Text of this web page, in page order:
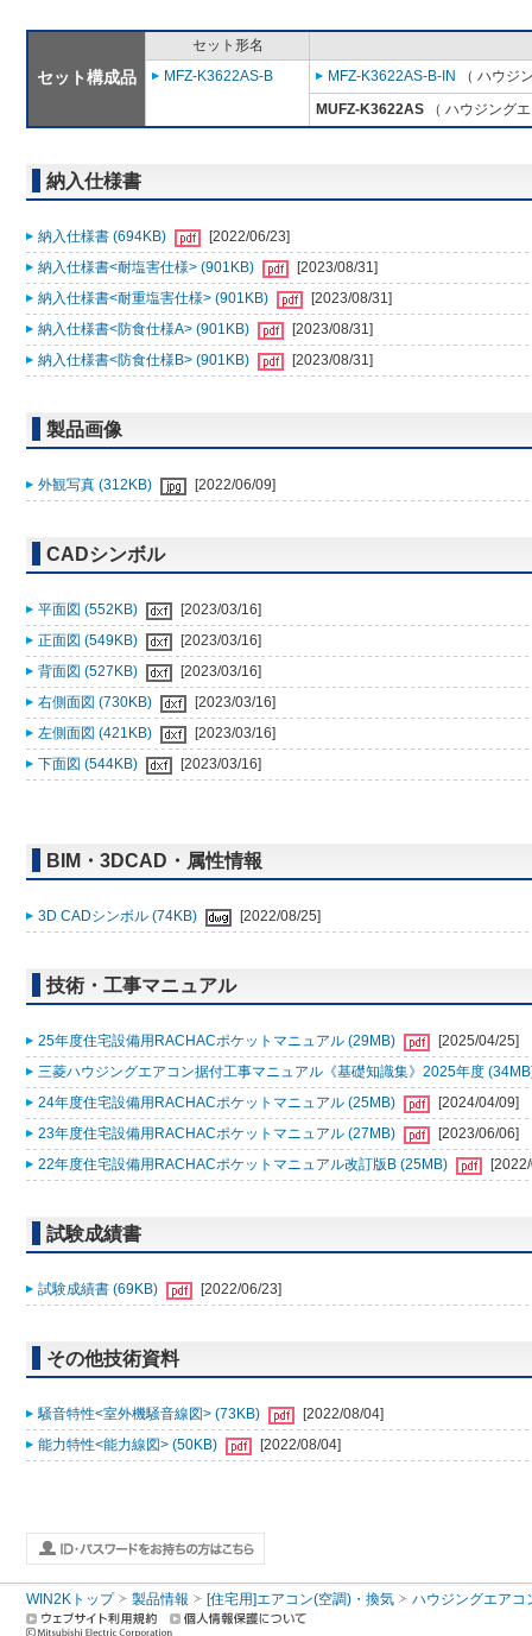
セット構成品
セット形名
MFZ-K3622AS-B
MFZ-K3622AS-B-IN
（ ハウジ
MUFZ-K3622AS （ ハウジング
納入仕様書
納入仕様書 (694KB)
[2022/06/23]
納入仕様書<耐塩害仕様> (901KB)
[2023/08/31]
納入仕様書<耐重塩害仕様> (901KB)
[2023/08/31]
納入仕様書<防食仕様A> (901KB)
[2023/08/31]
納入仕様書<防食仕様B> (901KB)
[2023/08/31]
製品画像
外観写真 (312KB) [2022/06/09]
CADシンボル
平面図 (552KB)
[2023/03/16]
正面図 (549KB)
[2023/03/16]
背面図 (527KB)
[2023/03/16]
右側面図 (730KB)
[2023/03/16]
左側面図 (421KB)
[2023/03/16]
下面図 (544KB)
[2023/03/16]
BIM・3DCAD・属性情報
3D CADシンボル (74KB) [2022/08/25]
技術・工事マニュアル
25年度住宅設備用RACHACポケットマニュアル (29MB)
[2025/04/25]
三菱ハウジングエアコン据付工事マニュアル《基礎知識集》2025年度
24年度住宅設備用RACHACポケットマニュアル (25MB)
[2024/04/09]
23年度住宅設備用RACHACポケットマニュアル (27MB)
[2023/06/06]
22年度住宅設備用RACHACポケットマニュアル改訂版B (25MB)
試験成績書
試験成績書 (69KB) [2022/06/23]
その他技術資料
騒音特性<室外機騒音線図> (73KB)
[2022/08/04]
能力特性<能力線図> (50KB)
[2022/08/04]
WIN2Kトップ 製品情報 [住宅用]エアコン(空調)・換気 ハウジングエアコ